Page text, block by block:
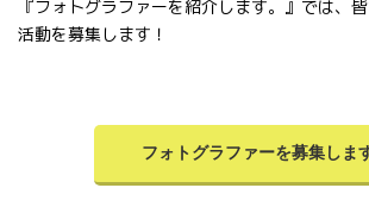
『フォトグラファーを紹介します。』では、
活動を募集します！
フォトグラファーを募集しま